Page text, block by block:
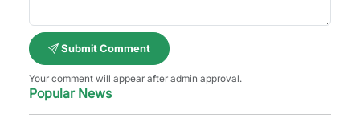
Submit Comment
Your comment will appear after admin approval.
Popular News